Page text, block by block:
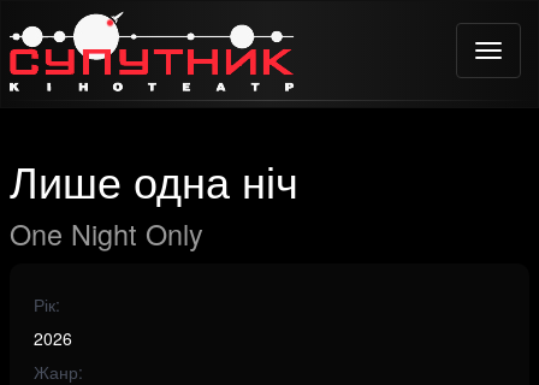
Toggle
Лише одна ніч
One Night Only
Рік:
2026
Жанр: